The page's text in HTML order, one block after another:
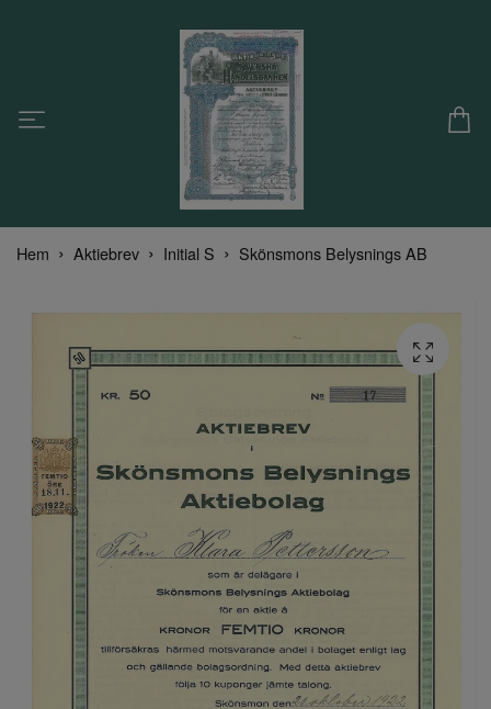
Hem Aktiebrev Initial S Skönsmons Belysnings AB